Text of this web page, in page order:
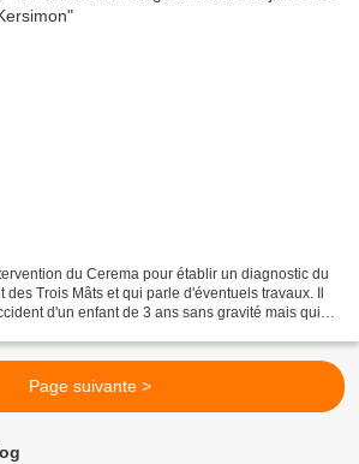
du Cerema pour établir un diagnostic du
Trois Mâts et qui parle d'éventuels travaux. Il
d'un enfant de 3 ans sans gravité mais qui
Page suivante >